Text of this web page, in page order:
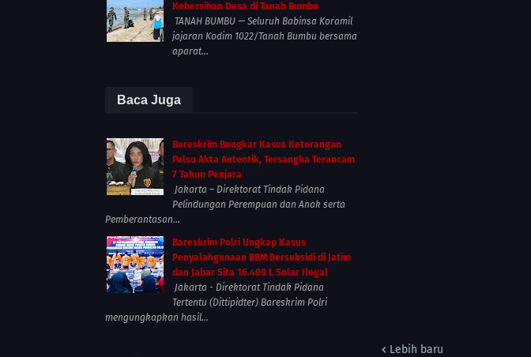
Lebih baru
Kebersihan Desa di Tanah Bumbu
TANAH BUMBU — Seluruh Babinsa Koramil
jajaran Kodim 1022/Tanah Bumbu bersama
aparat...
Baca Juga
Bareskrim Bongkar Kasus Keterangan
Palsu Akta Autentik, Tersangka Terancam
7 Tahun Penjara
Jakarta – Direktorat Tindak Pidana
Pelindungan Perempuan dan Anak serta
Pemberantasan...
Bareskrim Polri Ungkap Kasus
Penyalahgunaan BBM Bersubsidi di Jatim
dan Jabar Sita 16.400 L Solar Ilegal
Jakarta - Direktorat Tindak Pidana
Tertentu (Dittipidter) Bareskrim Polri
mengungkapkan hasil...